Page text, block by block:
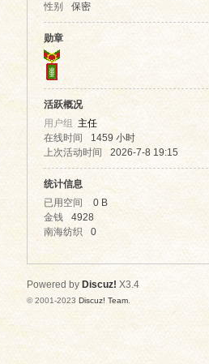
高
性别 保密
勋章
活跃概况
用户组 主任
在线时间
1459 小时
上次活动时间
2026-7-8 19:15
统计信息
已用空间
0 B
金钱
4928
南海纺织
0
Powered by Discuz! X3.4
© 2001-2023 Discuz! Team